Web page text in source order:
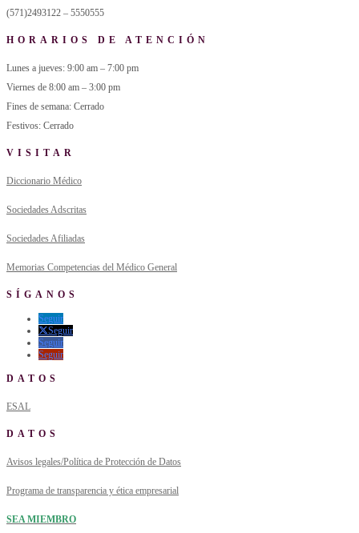
(571)2493122 – 5550555
HORARIOS DE ATENCIÓN
Lunes a jueves: 9:00 am – 7:00 pm
Viernes de 8:00 am – 3:00 pm
Fines de semana: Cerrado
Festivos: Cerrado
VISITAR
Diccionario Médico
Sociedades Adscritas
Sociedades Afiliadas
Memorias Competencias del Médico General
SÍGANOS
Seguir
Seguir
Seguir
Seguir
DATOS
ESAL
DATOS
Avisos legales/Política de Protección de Datos
Programa de transparencia y ética empresarial
SEA MIEMBRO